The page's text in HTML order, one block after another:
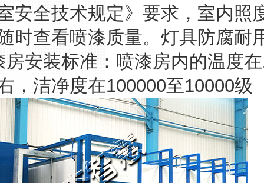
安全技术规定》要求，室内照
时查看喷漆质量。灯具防腐耐
房安装标准：喷漆房内的温度
，洁净度在100000至10000级